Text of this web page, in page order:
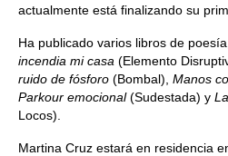
actualmente está finalizando su
Ha publicado varios libros de
incendia mi casa (Elemento
ruido de fósforo (Bombal), Manos
Parkour emocional(Sudestada) y
Locos).
Martina Cruz estará en residencia